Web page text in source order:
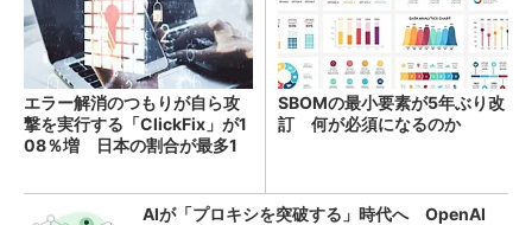
エラー解消のつもりが自ら攻
撃を実行する「ClickFix」が1
08％増 日本の割合が最多1
SBOMの最小要素が5年ぶり改
訂 何が必須になるのか
AIが「プロキシを突破する」時代へ OpenAI